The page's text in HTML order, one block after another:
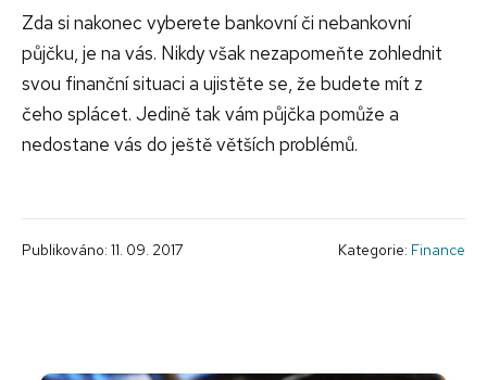
Zda si nakonec vyberete bankovní či nebankovní
půjčku, je na vás. Nikdy však nezapomeňte zohlednit
svou finanční situaci a ujistěte se, že budete mít z
čeho splácet. Jedině tak vám půjčka pomůže a
nedostane vás do ještě větších problémů.
Publikováno: 11. 09. 2017 Kategorie: Finance